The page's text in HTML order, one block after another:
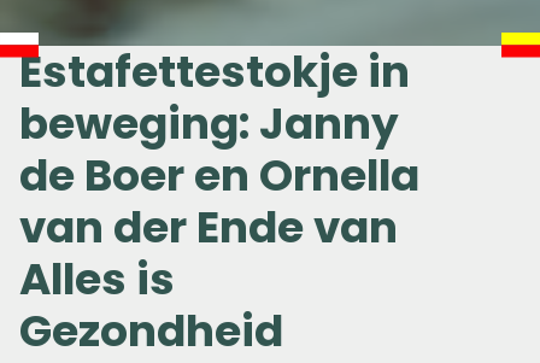
Estafettestokje in
beweging: Janny
de Boer en Ornella
van der Ende van
Alles is
Gezondheid